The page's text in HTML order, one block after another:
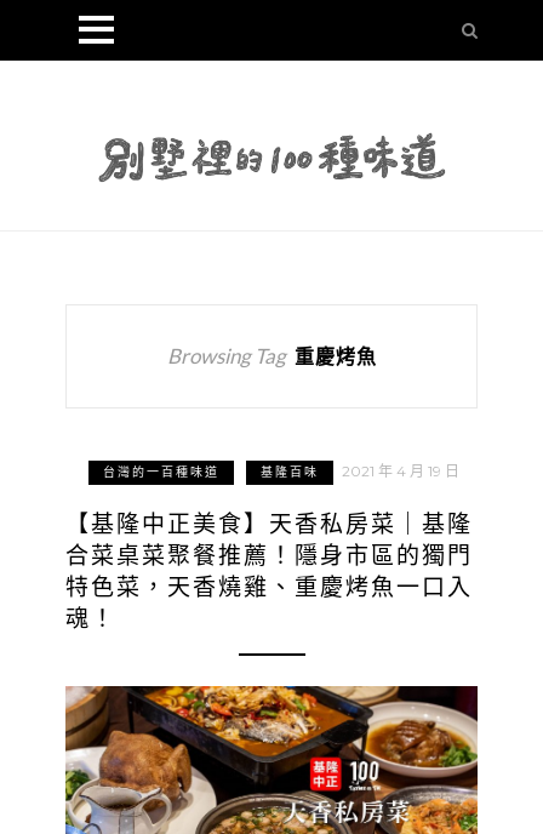
Browsing Tag 重慶烤魚
台灣的一百種味道 基隆百味 2021 年 4 月 19 日
【基隆中正美食】天香私房菜｜基隆
合菜桌菜聚餐推薦！隱身市區的獨門
特色菜，天香燒雞、重慶烤魚一口入
魂！